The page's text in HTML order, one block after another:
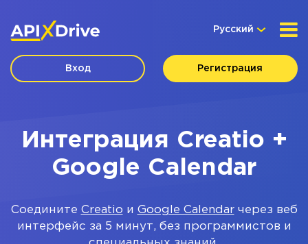
Русский
Вход Регистрация
Интеграция Creatio +
Google Calendar
Соедините Creatio и Google Calendarчерез веб
интерфейс за 5 минут, без программистов и